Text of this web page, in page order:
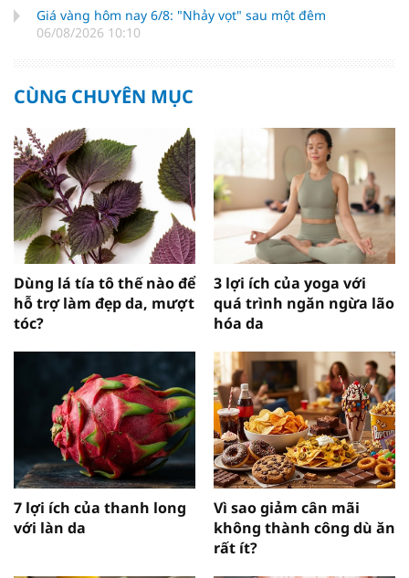
Giá vàng hôm nay 6/8: "Nhảy vọt" sau một đêm
06/08/2026 10:10
CÙNG CHUYÊN MỤC
Dùng lá tía tô thế nào để
hỗ trợ làm đẹp da, mượt
tóc?
3 lợi ích của yoga với
quá trình ngăn ngừa lão
hóa da
7 lợi ích của thanh long
với làn da
Vì sao giảm cân mãi
không thành công dù ăn
rất ít?